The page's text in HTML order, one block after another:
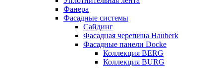
Фанера
Фасадные системы
Сайдинг
Фасадная черепица Hauberk
Фасадные панели Docke
Коллекция BERG
Коллекция BURG